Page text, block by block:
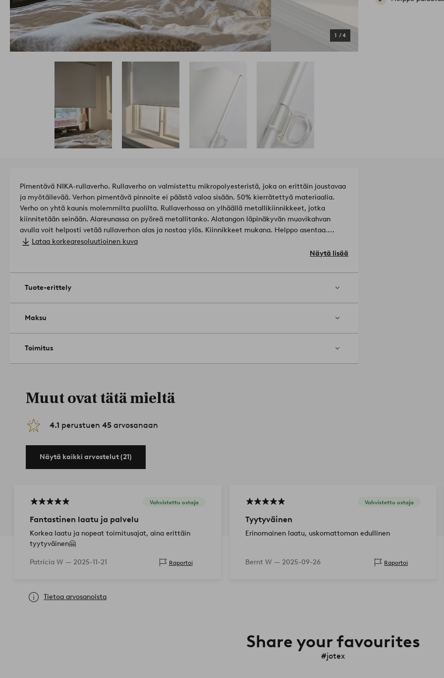
1 /4
Pimentävä NIKA-rullaverho. Rullaverho on valmistettu mikropolyesteristä, joka on erittäin joustavaa
ja myötäilevää. Verhon pimentävä pinnoite ei päästä valoa sisään. 50% kierrätettyä materiaalia.
Verho on yhtä kaunis molemmilta puolilta. Rullaverhossa on ylhäällä metallikiinnikkeet, jotka
kiinnitetään seinään. Alareunassa on pyöreä metallitanko. Alatangon läpinäkyvän muovikahvan
avulla voit helposti vetää rullaverhon alas ja nostaa ylös. Kiinnikkeet mukana. Helppo asentaa.
Kokoamisohje mukana.Tuote sisältää kierrätettyä materiaalia, jonka käyttö vähentää jätteen
Hoito-ohje: Pyyhitään kostealla liinalla.Tuotenumero: 1709357-03
Lataa korkearesoluutioinen kuva
Näytä lisää
Tuote-erittely
Maksu
Toimitus
Muut ovat tätä mieltä
4.1 perustuen 45 arvosanaan
Näytä kaikki arvostelut (21)
Vahvistettu ostaja
Fantastinen laatu ja palvelu
Korkea laatu ja nopeat toimitusajat, aina erittäin
tyytyväinen🤗
Patricia W — 2025-11-21 Raportoi
Vahvistettu ostaja
Tyytyväinen
Erinomainen laatu, uskomattoman edullinen
Bernt W — 2025-09-26 Raportoi
Tietoa arvosanoista
Share your favourites
#jotex